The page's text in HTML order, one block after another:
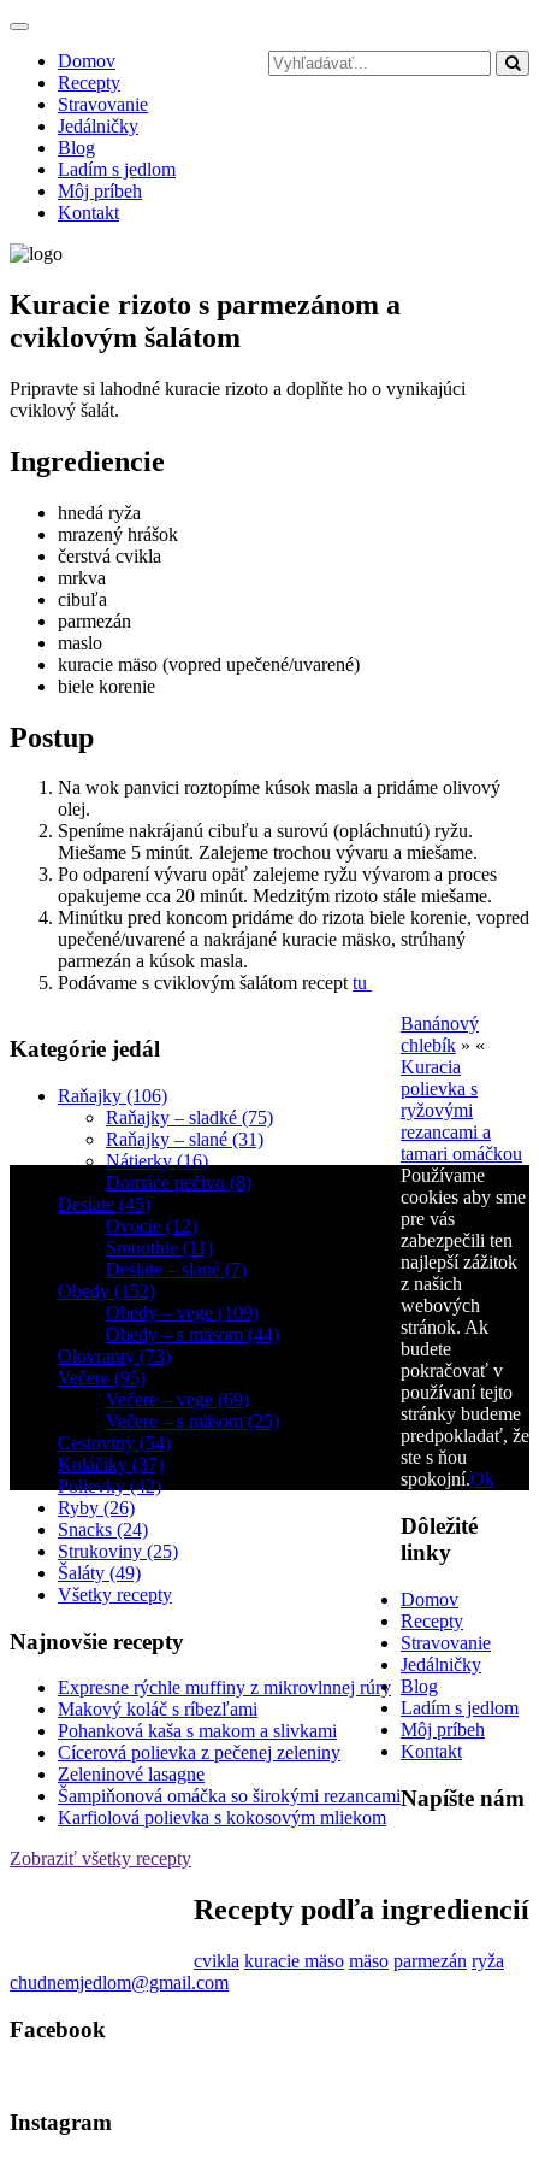
Toggle
navigationDomov
Recepty
Stravovanie
Jedálničky
Blog
Ladím s jedlom
Môj príbeh
Kontakt
Kuracie rizoto s parmezánom a
cviklovým šalátom
Pripravte si lahodné kuracie rizoto a doplňte ho o vynikajúci
cviklový šalát.
Ingrediencie
hnedá ryža
mrazený hrášok
čerstvá cvikla
mrkva
cibuľa
parmezán
maslo
kuracie mäso (vopred upečené/uvarené)
biele korenie
Postup
Na wok panvici roztopíme kúsok masla a pridáme olivový
olej.
Speníme nakrájanú cibuľu a surovú (opláchnutú) ryžu.
Miešame 5 minút. Zalejeme trochou vývaru a miešame.
Po odparení vývaru opäť zalejeme ryžu vývarom a proces
opakujeme cca 20 minút. Medzitým rizoto stále miešame.
Minútku pred koncom pridáme do rizota biele korenie, vopred
upečené/uvarené a nakrájané kuracie mäsko, strúhaný
parmezán a kúsok masla.
Podávame s cviklovým šalátom recepttu
Kategórie jedál
Raňajky (106)
Raňajky – sladké (75)
Raňajky – slané (31)
Nátierky (16)
Domáce pečivo (8)
Desiate (45)
Ovocie (12)
Smoothie (11)
Desiate – slané (7)
Obedy (152)
Obedy – vege (109)
Obedy – s mäsom (44)
Olovranty (73)
Večere (95)
Večere – vege (69)
Večere – s mäsom (25)
Cestoviny (54)
Koláčiky (37)
Polievky (42)
Ryby (26)
Snacks (24)
Strukoviny (25)
Šaláty (49)
Všetky recepty
Najnovšie recepty
Expresne rýchle muffiny z mikrovlnnej rúry
Makový koláč s ríbezľami
Pohanková kaša s makom a slivkami
Cícerová polievka z pečenej zeleniny
Zeleninové lasagne
Šampiňonová omáčka so širokými rezancami
Karfiolová polievka s kokosovým mliekom
Zobraziť všetky recepty
Recepty podľa ingrediencií
cvikla kuracie mäso mäso parmezán ryža
Banánový
chlebík » «
Kuracia
polievka s
ryžovými
rezancami a
tamari omáčkou
Používame
cookies aby sme
pre vás
zabezpečili ten
najlepší zážitok
z našich
webových
stránok. Ak
budete
pokračovať v
používaní tejto
stránky budeme
predpokladať, že
ste s ňou
spokojní.Ok
Dôležité
linky
Domov
Recepty
Stravovanie
Jedálničky
Blog
Ladím s jedlom
Môj príbeh
Kontakt
Napíšte nám
chudnemjedlom@gmail.com
Facebook
Instagram